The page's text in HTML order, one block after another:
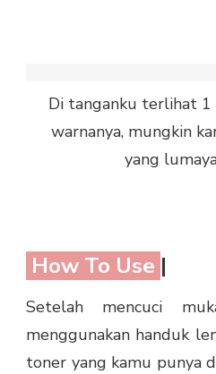
Di tanganku terlihat
warnanya, mungkin
yang
How To Use |
Setelah mencuci
menggunakan handuk
toner yang kamu punya